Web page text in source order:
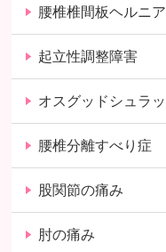
腰椎椎間板ヘルニア
起立性調整障害
オスグッドシュラ
腰椎分離すべり症
股関節の痛み
肘の痛み